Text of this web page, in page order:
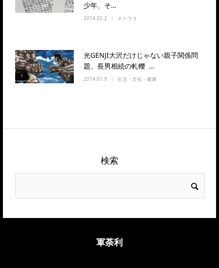
少年、そ…
2014.02.2 ネトウヨ
光GENJI大沢だけじゃない親子関係問
題、長男相続の軋轢 …
2014.01.9 生活・文化・健康
検索
軍荼利